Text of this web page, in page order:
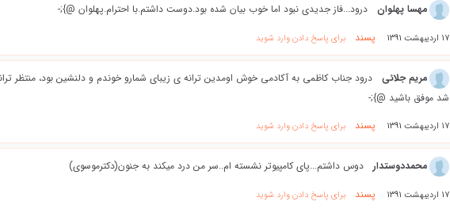
مهسا پهلوان درود...فاز جدیدی نبود اما خوب بیان شده بود.دوست داشتم.با احترام.پهلوان @};-
17 اردیبهشت 1391 پسند برای پاسخ دادن وارد شوید
مریم جلائی
درود جناب کاظمی به آکادمی خوش اومدین ترانه ی زیبای شمارو خوندم و دلنشین بود، منتظر
شد موفق باشید @};-
17 اردیبهشت 1391 پسند برای پاسخ دادن وارد شوید
محمددوستدار دوس داشتم...پای کامپیوتر نشسته ام..سر من درد میکند به جنون(دکترموسوی)
17 اردیبهشت 1391 پسند برای پاسخ دادن وارد شوید